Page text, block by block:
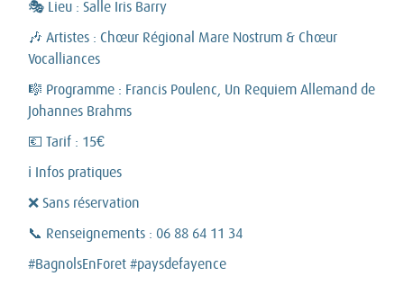
🎭 Lieu : Salle Iris Barry
🎶 Artistes : Chœur Régional Mare Nostrum & Chœur
Vocalliances
🎼 Programme : Francis Poulenc, Un Requiem Allemand de
Johannes Brahms
💶 Tarif : 15€
ℹ️ Infos pratiques
❌ Sans réservation
📞 Renseignements : 06 88 64 11 34
#BagnolsEnForet #paysdefayence